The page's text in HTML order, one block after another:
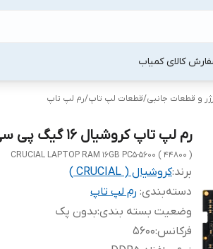
کالا‌ی کمیاب
و قطعات جانبی/قطعات لپ‌ تاپ/رم لپ‌ تاپ
رم لپ تاپ کروشیال 16 گیگ پی سی 5 باس 5600 ( 44800 )
CRUCIAL LAPTOP RAM 16GB PC5-5600 ( 44800 )
برند:کروشیال ( CRUCIAL )
دسته‌بندی: رم لپ‌ تاپ
وضعیت بسته بندی:بدون پک
فرکانس:
5600